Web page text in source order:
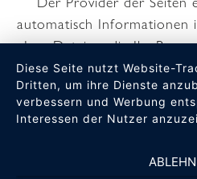
automatisch Informationen
Log-Dateien, die Ihr
übermittelt.
Browsertyp und
verwendetes
Hostname des
Diese Seite nutzt Website-
Dritten, um ihre Dienste
verbessern und Werbung
Interessen der Nutzer